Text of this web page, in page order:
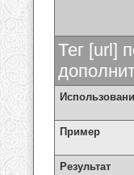
Тег [url]
Пример
Результат